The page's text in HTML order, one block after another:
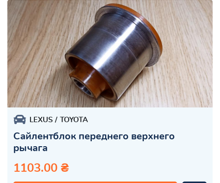
LEXUS TOYOTA
Сайлентблок переднего верхнего
рычага
1103.00 ₴